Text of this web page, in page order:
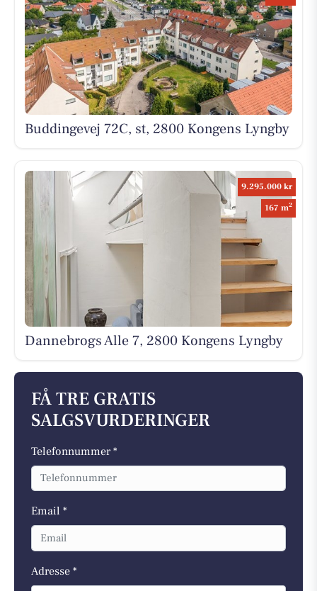
Buddingevej 72C, st, 2800 Kongens Lyngby
9.295.000 kr
167 m2
Dannebrogs Alle 7, 2800 Kongens Lyngby
FÅ TRE GRATIS
SALGSVURDERINGER
Telefonnummer *
Email *
Adresse *